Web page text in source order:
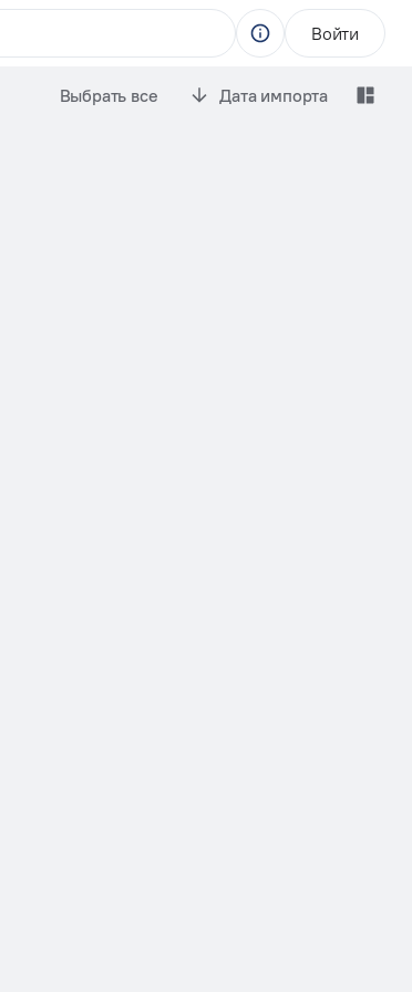
Войти
Выбрать все Дата импорта